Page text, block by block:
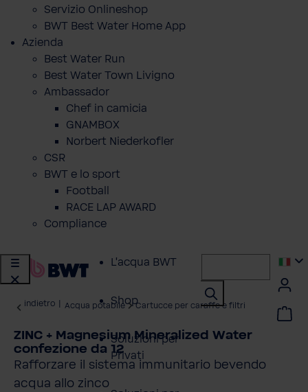
Servizio Onlineshop
BWT Best Water Home App
Azienda
Best Water Run
Best Water Town Livigno
Ambassador
Chef in camicia
GNAMBOX
Norbert Niederkofler
CSR
BWT e lo sport
Football
RACE LAP AWARD
Compliance
L'acqua BWT
Shop
Soluzioni per
Privati
indietro Acqua potabile Cartucce per caraffe e filtri
ZINC + Magnesium Mineralized Water
confezione da 12
Rafforzare il sistema immunitario bevendo
acqua allo zinco